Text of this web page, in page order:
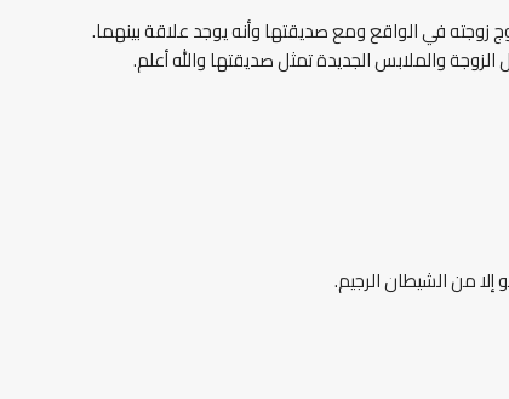
زوجته في الواقع ومع صديقتها وأنه يوجد علاقة بينهما.
والملابس الجديدة تمثل صديقتها والله أعلم.
من الشيطان الرجيم.